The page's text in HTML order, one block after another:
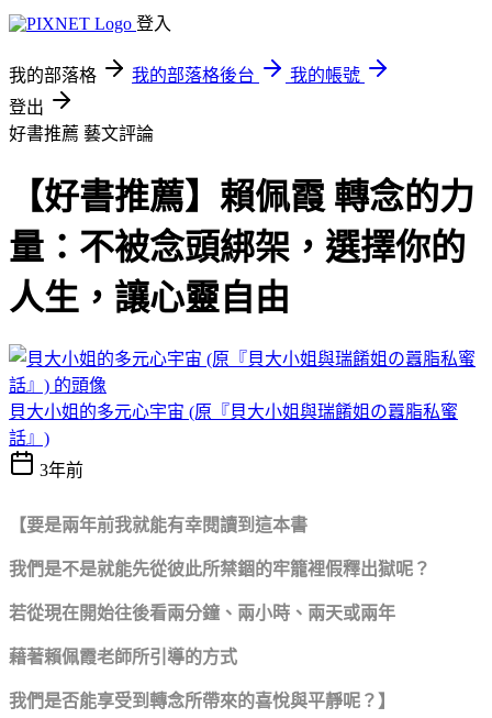
登入
我的部落格 我的部落格後台
我的帳號
登出
好書推薦 藝文評論
【好書推薦】賴佩霞 轉念的力
量：不被念頭綁架，選擇你的
人生，讓心靈自由
貝大小姐的多元心宇宙 (原『貝大小姐與瑞餚姐の囂脂私蜜
話』)
3年前
【要是兩年前我就能有幸閱讀到這本書
我們是不是就能先從彼此所禁錮的牢籠裡假釋出獄呢？
若從現在開始往後看兩分鐘、兩小時、兩天或兩年
藉著賴佩霞老師所引導的方式
我們是否能享受到轉念所帶來的喜悅與平靜呢？】